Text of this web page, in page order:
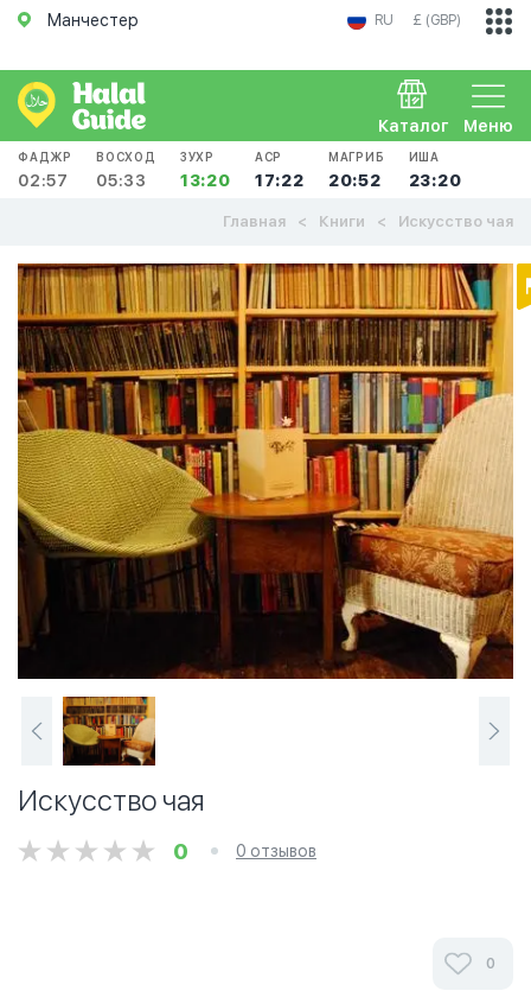
Манчестер RU £ (GBP)
Меню
Каталог
ФАДЖР
02:57
ВОСХОД
05:33
ЗУХР
13:20
АСР
17:22
МАГРИБ
20:52
ИША
23:20
Главная Книги Искусство чая
Искусство чая
0 0 отзывов
0